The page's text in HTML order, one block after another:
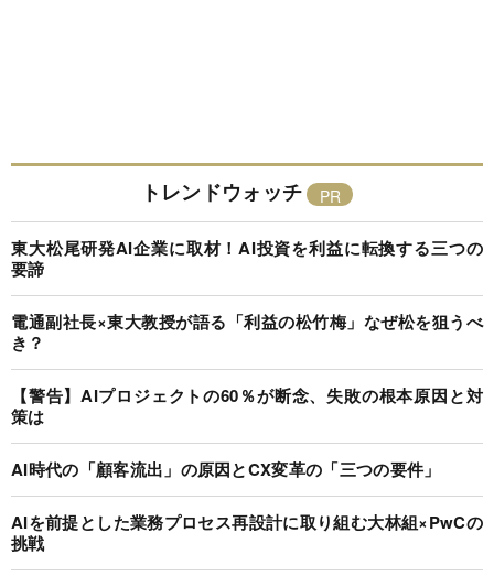
トレンドウォッチ
東大松尾研発AI企業に取材！AI投資を利益に転換する三つの
要諦
電通副社長×東大教授が語る「利益の松竹梅」なぜ松を狙うべ
き？
【警告】AIプロジェクトの60％が断念、失敗の根本原因と対
策は
AI時代の「顧客流出」の原因とCX変革の「三つの要件」
AIを前提とした業務プロセス再設計に取り組む大林組×PwCの
挑戦